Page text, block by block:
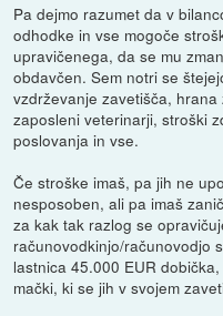
Pa dejmo razumet da v
odhodke in vse mogoče
upravičenega, da se mu
obdavčen. Sem notri se
vzdrževanje zavetišča,
zaposleni veterinarji, stroški
poslovanja in vse.
Če stroške imaš, pa jih ne
nesposoben, ali pa imaš
za kak tak razlog se
računovodkinjo/računovodjo
lastnica 45.000 EUR
mački, ki se jih v svojem